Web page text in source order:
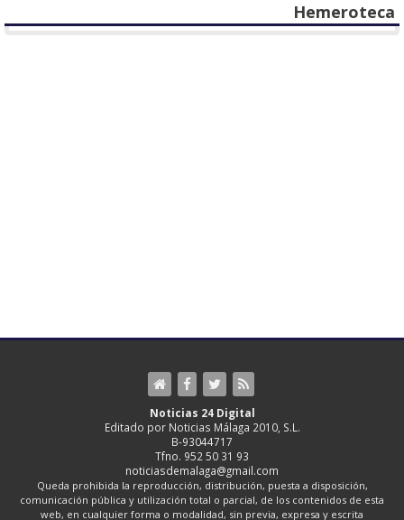
Hemeroteca
Noticias 24 Digital
Editado por Noticias Málaga 2010, S.L.
B-93044717
Tfno. 952 50 31 93
noticiasdemalaga@gmail.com
Queda prohibida la reproducción, distribución, puesta a disposición,
comunicación pública y utilización total o parcial, de los contenidos de esta
web, en cualquier forma o modalidad, sin previa, expresa y escrita